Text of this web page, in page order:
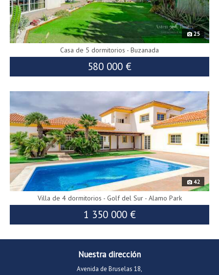
25
Casa de 5 dormitorios - Buzanada
580 000 €
42
Villa de 4 dormitorios - Golf del Sur - Alamo Park
1 350 000 €
Nuestra dirección
Avenida de Bruselas 18,